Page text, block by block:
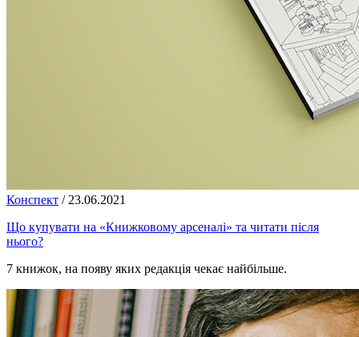
Конспект / 23.06.2021
Що купувати на «Книжковому арсеналі» та читати після
нього?
7 книжок, на появу яких редакція чекає найбільше.